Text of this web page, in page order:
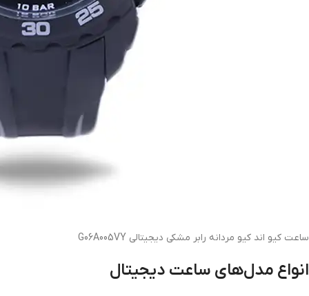
ساعت کیو اند کیو مردانه رابر مشکی دیجیتالی G06A005VY
انواع مدل‌های ساعت دیجیتال